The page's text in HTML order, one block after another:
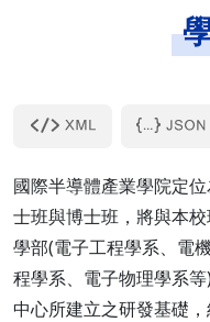
國際半導體產業學院定
士班與博士班，將與本
學部(電子工程學系、電
程學系、電子物理學系
中心所建立之研發基礎